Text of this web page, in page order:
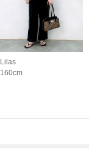
Lilas
160cm